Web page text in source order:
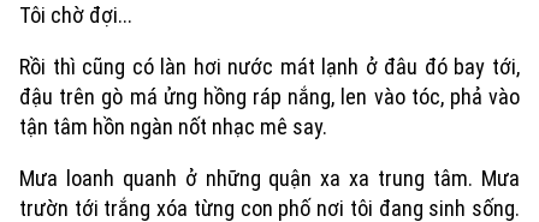
Tôi chờ đợi...
Rồi thì cũng có làn hơi nước mát lạnh ở đâu đó bay tới,
đậu trên gò má ửng hồng ráp nắng, len vào tóc, phả vào
tận tâm hồn ngàn nốt nhạc mê say.
Mưa loanh quanh ở những quận xa xa trung tâm. Mưa
trườn tới trắng xóa từng con phố nơi tôi đang sinh sống.